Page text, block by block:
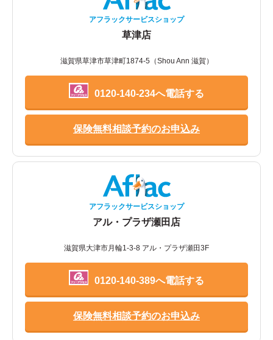
アフラックサービスショップ
草津店
滋賀県草津市草津町1874-5（Shou Ann 滋賀）
0120-140-234へ電話する
保険無料相談予約のお申込み
アフラックサービスショップ
アル・プラザ瀬田店
滋賀県大津市月輪1-3-8 アル・プラザ瀬田3F
0120-140-389へ電話する
保険無料相談予約のお申込み